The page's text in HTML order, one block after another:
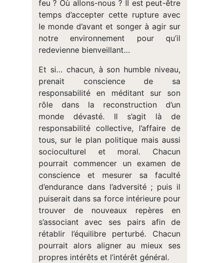
feu ? Où allons-nous ? Il est peut-être
temps d’accepter cette rupture avec
le monde d’avant et songer à agir sur
notre environnement pour qu’il
redevienne bienveillant…
Et si… chacun, à son humble niveau,
prenait conscience de sa
responsabilité en méditant sur son
rôle dans la reconstruction d’un
monde dévasté. Il s’agit là de
responsabilité collective, l’affaire de
tous, sur le plan politique mais aussi
socioculturel et moral. Chacun
pourrait commencer un examen de
conscience et mesurer sa faculté
d’endurance dans l’adversité ; puis il
puiserait dans sa force intérieure pour
trouver de nouveaux repères en
s’associant avec ses pairs afin de
rétablir l’équilibre perturbé. Chacun
pourrait alors aligner au mieux ses
propres intérêts et l’intérêt général.